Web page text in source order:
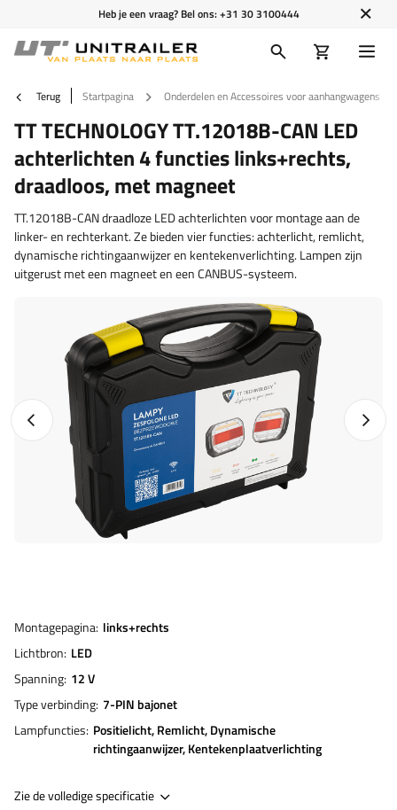
Heb je een vraag? Bel ons:+31 30 3100444
Terug Startpagina Onderdelen en Accessoires voor aanhangwagens
TT TECHNOLOGY TT.12018B-CAN LED
achterlichten 4 functies links+rechts,
draadloos, met magneet
TT.12018B-CAN draadloze LED achterlichten voor montage aan de
linker- en rechterkant. Ze bieden vier functies: achterlicht, remlicht,
dynamische richtingaanwijzer en kentekenverlichting. Lampen zijn
uitgerust met een magneet en een CANBUS-systeem.
Vorige foto
Montagepagina links+rechts
Lichtbron LED
Spanning 12 V
Type verbinding 7-PIN bajonet
Lampfuncties Positielicht Remlicht Dynamische
richtingaanwijzer Kentekenplaatverlichting
Zie de volledige specificatie